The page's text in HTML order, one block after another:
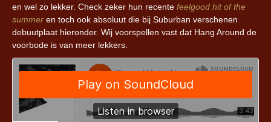
en wel zo lekker. Check zeker hun recente feelgood hit of the
summer en toch ook absoluut die bij Suburban verschenen
debuutplaat hieronder. Wij voorspellen vast dat Hang Around de
voorbode is van meer lekkers.